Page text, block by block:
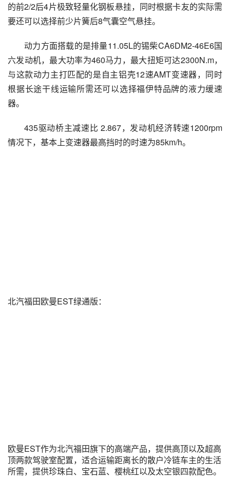
的前2/2后4片极致轻量化钢板悬挂，同时根据卡友的实际需
要还可以选择前少片簧后8气囊空气悬挂。
动力方面搭载的是排量11.05L的锡柴CA6DM2-46E6国
六发动机，最大功率为460马力，最大扭矩可达2300N.m，
与这款动力主打匹配的是自主铝壳12速AMT变速器，同时
根据长途干线运输所需还可以选择福伊特品牌的液力缓速
器。
435驱动桥主减速比 2.867，发动机经济转速1200rpm
情况下，基本上变速器最高挡时的时速为85km/h。
北汽福田欧曼EST绿通版：
欧曼EST作为北汽福田旗下的高端产品，提供高顶以及超高
顶两款驾驶室配置，适合运输距离长的散户冷链车主的生活
所需，提供珍珠白、宝石蓝、樱桃红以及太空银四款配色。